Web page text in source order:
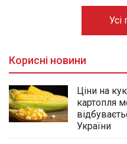
Усі
Корисні новини
Ціни на
картопля
України